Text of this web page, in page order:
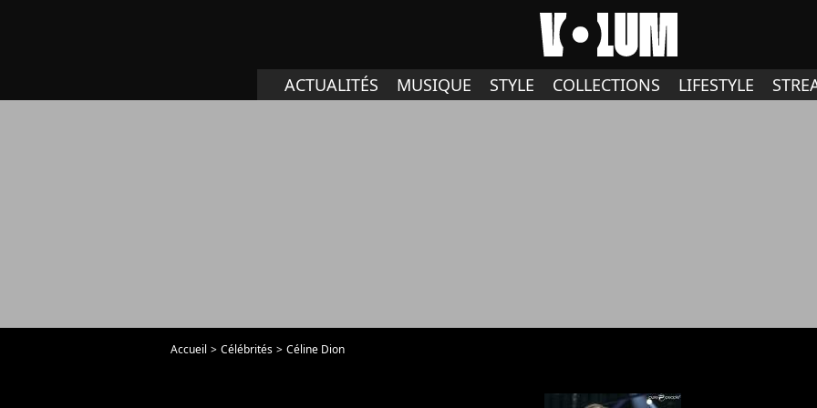
ACTUALITÉS MUSIQUE STYLE COLLECTIONS LIFESTYLE
Accueil Célébrités Céline Dion